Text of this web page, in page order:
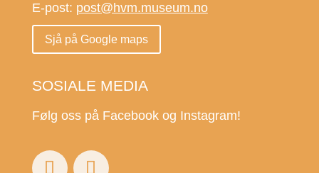
E-post: post@hvm.museum.no
Sjå på Google maps
SOSIALE MEDIA
Følg oss på Facebook og Instagram!